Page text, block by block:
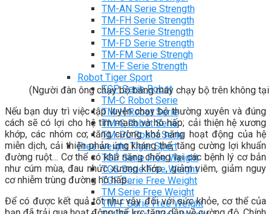
TM-AN Serie Strength
TM-FH Serie Strength
TM-FS Serie Strength
TM-FD Serie Strength
TM-FM Serie Strengh
TM-F Serie Strength
Robot Tiger Sport
TGP Serie Robot
TM-C Robot Serie
TM-H Robot Serie
TM-G Robot Serie
TM-PL Robot Serie
Free weight Tiger Sport
TGP Serie Free Weight
TGS Serie Free Weight
TGF Serie Free Weight
TM Serie Free Weight
TM-F Serie Free Weight
(Người đàn ông chạy bộ bằng máy chạy bộ trên không tại
Nếu bạn duy trì việc tập luyện chạy bộ thường xuyên và đúng
cách sẽ có lợi cho hệ tim mạch và hô hấp; cải thiện hệ xương
khớp, các nhóm cơ; tăng cường khả năng hoạt động của hệ
miễn dịch, cải thiện phản ứng kháng thể, tăng cường lợi khuẩn
đường ruột… Cơ thể có khả năng chống lại các bệnh lý cơ bản
như cúm mùa, đau nhức xương khớp , giảm viêm, giảm nguy
cơ nhiễm trùng đường hô hấp…
Để có được kết quả tốt như vậy đối với sức khỏe, cơ thể của